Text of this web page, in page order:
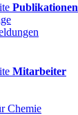
Publikationen
Mitarbeiter
Chemie